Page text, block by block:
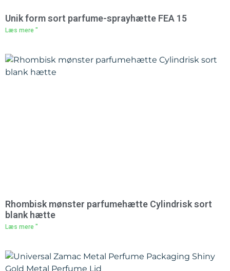
Unik form sort parfume-sprayhætte FEA 15
Læs mere "
Rhombisk mønster parfumehætte Cylindrisk sort
blank hætte
Læs mere "